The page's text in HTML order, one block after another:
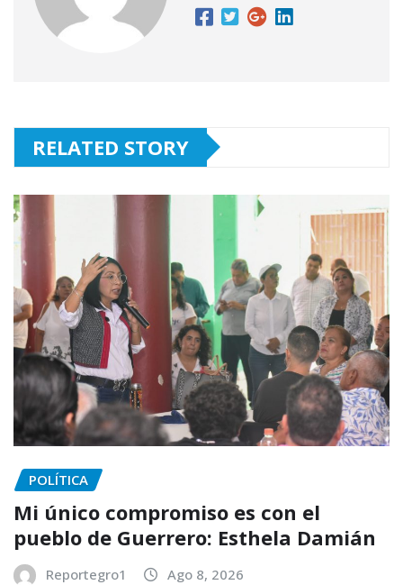
RELATED STORY
POLÍTICA
Mi único compromiso es con el
pueblo de Guerrero: Esthela Damián
Reportegro1 Ago 8, 2026